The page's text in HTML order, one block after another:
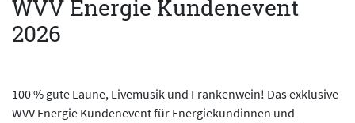
WVV Energie Kundenevent
2026
100 % gute Laune, Livemusik und Frankenwein! Das exklusive
WVV Energie Kundenevent für Energiekundinnen und